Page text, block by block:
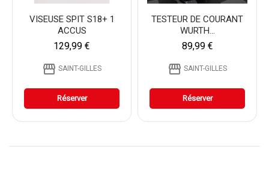
VISEUSE SPIT S18+ 1
ACCUS
129,99 €
storefront SAINT-GILLES
Réserver
TESTEUR DE COURANT
WURTH...
89,99 €
storefront SAINT-GILLES
Réserver